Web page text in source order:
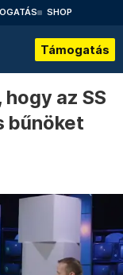
SHOP
Támogatás
az SS
bűnöket